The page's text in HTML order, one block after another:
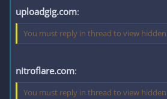
uploadgig.com:
You must reply in thread to view
nitroflare.com:
You must reply in thread to view